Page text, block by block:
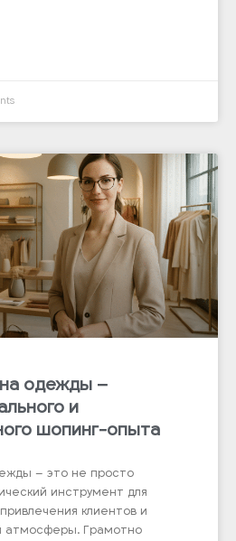
одежды –
и
шопинг-опыта
– это не просто
инструмент для
клиентов и
атмосферы. Грамотно